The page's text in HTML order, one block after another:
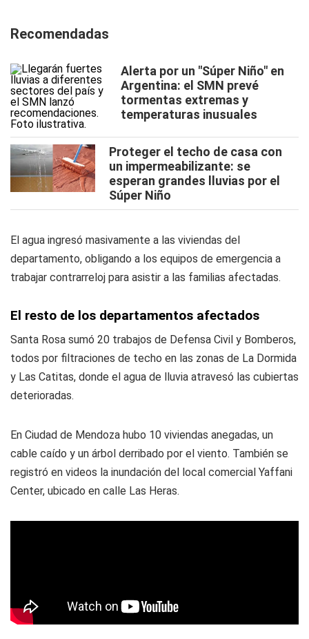
Recomendadas
Alerta por un "Súper Niño" en
Argentina: el SMN prevé
tormentas extremas y
temperaturas inusuales
Proteger el techo de casa con
un impermeabilizante: se
esperan grandes lluvias por el
Súper Niño
El agua ingresó masivamente a las viviendas del
departamento, obligando a los equipos de emergencia a
trabajar contrarreloj para asistir a las familias afectadas.
El resto de los departamentos afectados
Santa Rosa sumó 20 trabajos de Defensa Civil y Bomberos,
todos por filtraciones de techo en las zonas de La Dormida
y Las Catitas, donde el agua de lluvia atravesó las cubiertas
deterioradas.
En Ciudad de Mendoza hubo 10 viviendas anegadas, un
cable caído y un árbol derribado por el viento. También se
registró en videos la inundación del local comercial Yaffani
Center, ubicado en calle Las Heras.